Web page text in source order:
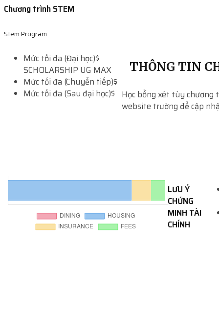
Chương trình STEM
Stem Program
Mức tối đa (Đại học)$
SCHOLARSHIP UG MAX
Mức tối đa (Chuyển tiếp)$
Mức tối đa (Sau đại học)$
THÔNG TIN
Học bổng xét tùy chương
website trường để cập
LƯU Ý
CHỨNG
MINH TÀI
CHÍNH